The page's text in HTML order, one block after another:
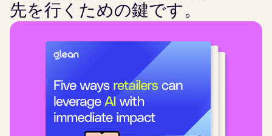
先を行くための鍵です。